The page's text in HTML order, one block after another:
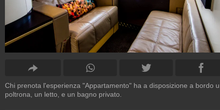
Chi prenota l'esperienza "Appartamento" ha a disposizione a bordo
poltrona, un letto, e un bagno privato.